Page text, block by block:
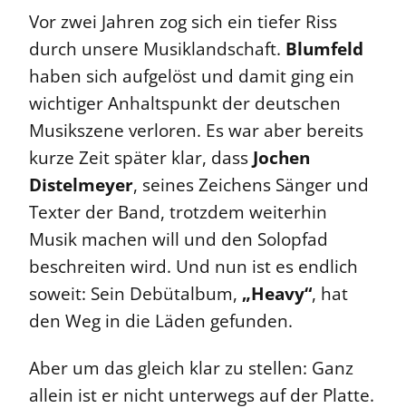
Vor zwei Jahren zog sich ein tiefer Riss
durch unsere Musiklandschaft. Blumfeld
haben sich aufgelöst und damit ging ein
wichtiger Anhaltspunkt der deutschen
Musikszene verloren. Es war aber bereits
kurze Zeit später klar, dass Jochen
Distelmeyer, seines Zeichens Sänger und
Texter der Band, trotzdem weiterhin
Musik machen will und den Solopfad
beschreiten wird. Und nun ist es endlich
soweit: Sein Debütalbum, „Heavy“, hat
den Weg in die Läden gefunden.
Aber um das gleich klar zu stellen: Ganz
allein ist er nicht unterwegs auf der Platte.